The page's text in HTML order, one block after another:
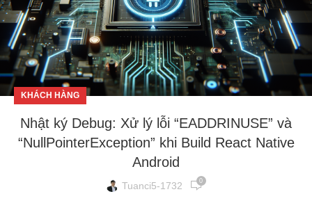
KHÁCH HÀNG
Nhật ký Debug: Xử lý lỗi “EADDRINUSE” và
“NullPointerException” khi Build React Native
Android
Tuanci5-1732 0